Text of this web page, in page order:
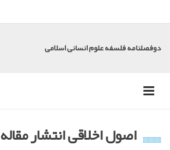
دوفصلنامه فلسفه علوم انسانی اسلامی
اصول اخلاقی انتشار مقاله